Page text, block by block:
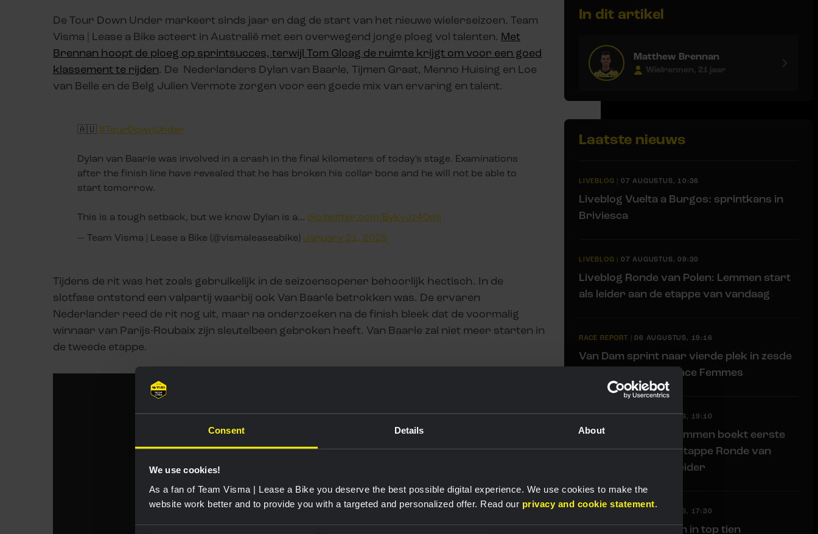
Consent Details About
We use cookies!
As a fan of Team Visma | Lease a Bike you deserve the best possible digital experience. We use cookies to make the
website work better and to provide you with a targeted and personalized offer. Read our privacy and cookie statement.
De Tour Down Under markeert sinds jaar en dag de start van het nieuwe wielerseizoen. Team
Visma | Lease a Bike acteert in Australië met een overwegend jonge ploeg vol talenten. Met
Brennan hoopt de ploeg op sprintsucces, terwijl Tom Gloag de ruimte krijgt om voor een goed
klassement te rijden. De Nederlanders Dylan van Baarle, Tijmen Graat, Menno Huising en Loe
van Belle en de Belg Julien Vermote zorgen voor een goede mix van ervaring en talent.
🇦🇺 #TourDownUnder
Dylan van Baarle was involved in a crash in the final kilometers of today's stage. Examinations
after the finish line have revealed that he has broken his collar bone and he will not be able to
start tomorrow.
This is a tough setback, but we know Dylan is a… pic.twitter.com/BykyJz4OmI
— Team Visma | Lease a Bike (@vismaleaseabike) January 21, 2025
Tijdens de rit was het zoals gebruikelijk in de seizoensopener behoorlijk hectisch. In de
slotfase ontstond een valpartij waarbij ook Van Baarle betrokken was. De ervaren
Nederlander reed de rit nog uit, maar na onderzoeken na de finish bleek dat de voormalig
winnaar van Parijs-Roubaix zijn sleutelbeen gebroken heeft. Van Baarle zal niet meer starten in
de tweede etappe.
In dit artikel
Matthew Brennan
Wielrennen, 21 jaar
Laatste nieuws
LIVEBLOG | 07 AUGUSTUS, 10:36
Liveblog Vuelta a Burgos: sprintkans in
Briviesca
LIVEBLOG | 07 AUGUSTUS, 09:30
Liveblog Ronde van Polen: Lemmen start
als leider aan de etappe van vandaag
RACE REPORT |06 AUGUSTUS, 19:16
Van Dam sprint naar vierde plek in zesde
etappe Tour de France Femmes
RACE REPORT|06 AUGUSTUS, 19:10
Indrukwekkende Lemmen boekt eerste
profzege in vierde etappe Ronde van
Polen en is nieuwe leider
06 AUGUSTUS, 17:30
Tulett handhaaft zich in top tien